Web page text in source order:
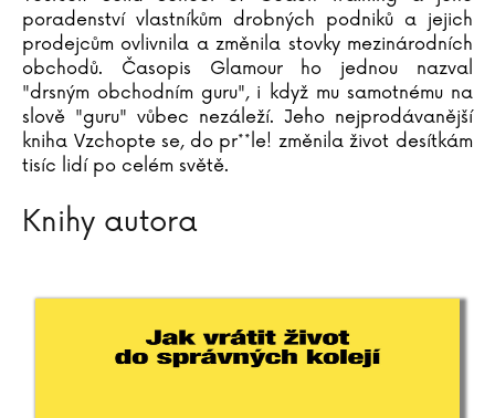
Stanislava Korcová
Jiří Korn
Milan Kornelia
Pavel Kosatík
Tomasz Kowal
Lucie Kožinová
Richard Krajčo
Karin Krajčová Babinská
Sylvie Krupanská
Petr Kubes
poradenství vlastníkům drobných podniků a jejich
prodejcům ovlivnila a změnila stovky mezinárodních
obchodů. Časopis Glamour ho jednou nazval
"drsným obchodním guru", i když mu samotnému na
slově "guru" vůbec nezáleží. Jeho nejprodávanější
kniha Vzchopte se, do pr**le! změnila život desítkám
tisíc lidí po celém světě.
Knihy autora